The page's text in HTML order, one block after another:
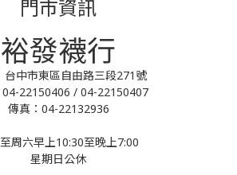
門市資訊
裕發襪行
台中市東區自由路三段271號
04-22150406 / 04-22150407
傳真：04-22132936
周六早上10:30至晚上7:00
星期日公休